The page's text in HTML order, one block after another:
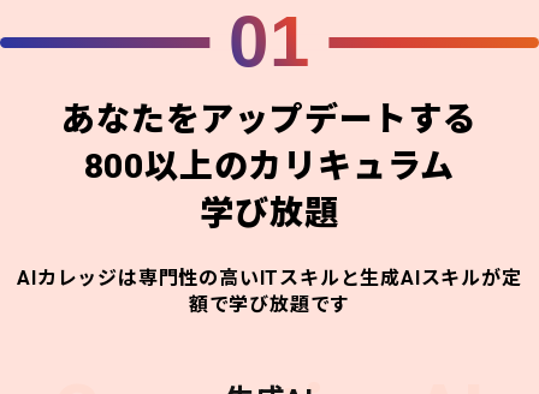
01
あなたをアップデートする
800以上のカリキュラム
学び放題
AIカレッジは専門性の高いITスキルと生成AIスキルが定
額で学び放題です